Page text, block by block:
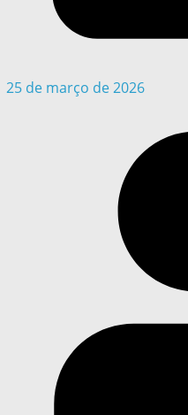
25 de março de 2026